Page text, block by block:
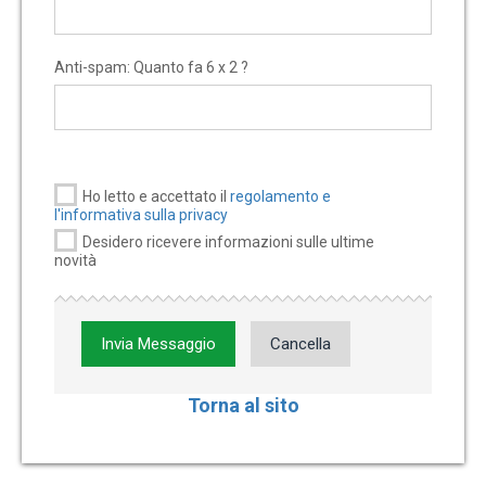
Anti-spam: Quanto fa 6 x 2 ?
Ho letto e accettato il regolamento e
l'informativa sulla privacy
Desidero ricevere informazioni sulle ultime
novità
Invia Messaggio Cancella
Torna al sito